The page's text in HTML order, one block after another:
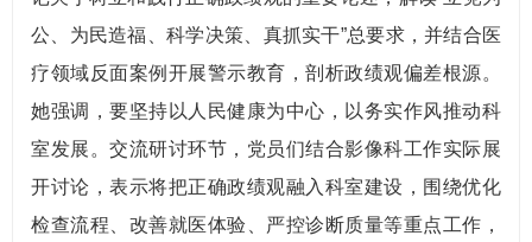
公、为民造福、科学决策、真抓实干”总要求，并结合医
疗领域反面案例开展警示教育，剖析政绩观偏差根源。
她强调，要坚持以人民健康为中心，以务实作风推动科
室发展。交流研讨环节，党员们结合影像科工作实际展
开讨论，表示将把正确政绩观融入科室建设，围绕优化
检查流程、改善就医体验、严控诊断质量等重点工作，